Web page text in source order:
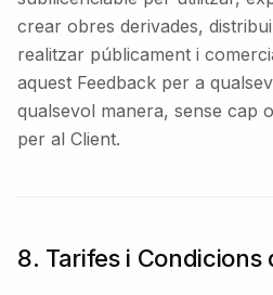
crear obres derivades,
realitzar públicament i
aquest Feedback per a
qualsevol manera, sense cap
per al Client.
8. Tarifes i Condicions